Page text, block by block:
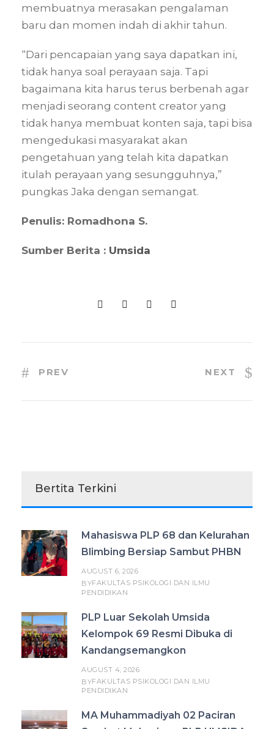
membuatnya merasakan pengalaman
baru dan momen indah di akhir tahun.
“Dari pencapaian yang saya dapatkan ini,
tidak hanya soal perayaan saja. Tapi
bagaimana kita harus terus berbenah agar
menjadi seorang content creator yang
tidak hanya membuat konten saja, tapi bisa
mengedukasi masyarakat akan
pengetahuan yang telah kita dapatkan
itulah perayaan yang sesungguhnya,”
pungkas Jaka dengan semangat.
Penulis: Romadhona S.
Sumber Berita : Umsida
PREV NEXT
Bertita Terkini
Mahasiswa PLP 68 dan Kelurahan
Blimbing Bersiap Sambut PHBN
AUGUST 6, 2026
BYFAKULTAS PSIKOLOGI DAN ILMU
PENDIDIKAN
PLP Luar Sekolah Umsida
Kelompok 69 Resmi Dibuka di
Kandangsemangkon
AUGUST 4, 2026
BYFAKULTAS PSIKOLOGI DAN ILMU
PENDIDIKAN
MA Muhammadiyah 02 Paciran